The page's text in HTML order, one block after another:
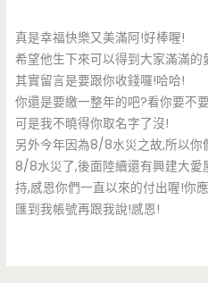
真是幸福快樂又美滿阿!好棒喔!
希望他生下來可以得到大家滿滿的
其實留言是要跟你收錢囉!哈哈!
你還是要繳一整年的吧?看你要不
可是我不曉得你取名字了沒!
另外今年因為8/8水災之故,所以你
8/8水災了,後面陸續還有興建大愛
持,感恩你們一直以來的付出喔!你
匯到我帳號再跟我說!感恩!